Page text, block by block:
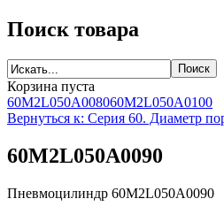
Поиск товара
Корзина пуста
60M2L050A008060M2L050A0100
Вернуться к: Серия 60. Диаметр
60M2L050A0090
Пневмоцилиндр 60M2L050A0090